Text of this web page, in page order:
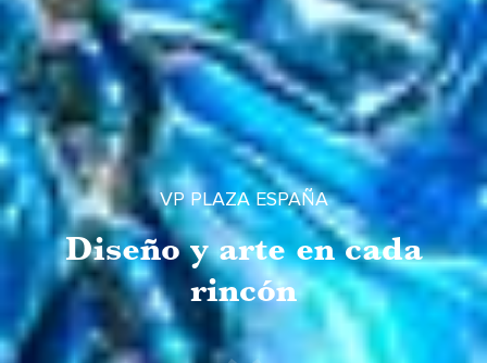
VP PLAZA ESPAÑA
Diseño y arte en cada
rincón